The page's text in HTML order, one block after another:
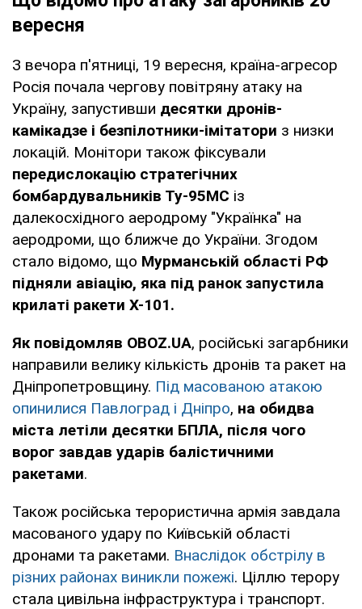
вересня
З вечора п'ятниці, 19 вересня, країна-агресор
Росія почала чергову повітряну атаку на
Україну, запустивши десятки дронів-
камікадзе і безпілотники-імітатори з низки
локацій. Монітори також фіксували
передислокацію стратегічних
бомбардувальників Ту-95МС із
далекосхідного аеродрому "Українка" на
аеродроми, що ближче до України. Згодом
стало відомо, що Мурманській області РФ
підняли авіацію, яка під ранок запустила
крилаті ракети Х-101.
Як повідомляв OBOZ.UA, російські загарбники
направили велику кількість дронів та ракет на
Дніпропетровщину. Під масованою атакою
опинилися Павлоград і Дніпро, на обидва
міста летіли десятки БПЛА, після чого
ворог завдав ударів балістичними
ракетами.
Також російська терористична армія завдала
масованого удару по Київській області
дронами та ракетами. Внаслідок обстрілу в
різних районах виникли пожежі. Ціллю терору
стала цивільна інфраструктура і транспорт.